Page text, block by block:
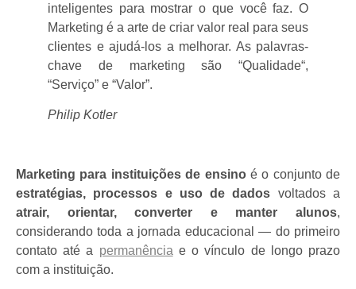
inteligentes para mostrar o que você faz. O
Marketing é a arte de criar valor real para seus
clientes e ajudá-los a melhorar. As palavras-
chave de marketing são “Qualidade“,
“Serviço” e “Valor”.
Philip Kotler
Marketing para instituições de ensinoé o conjunto de
estratégias, processos e uso de dados voltados a
atrair, orientar, converter e manter alunos,
considerando toda a jornada educacional — do primeiro
contato até a permanência e o vínculo de longo prazo
com a instituição.